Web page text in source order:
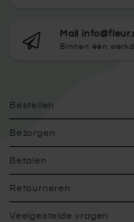
Mail
Binnen één
Bestellen
Bezorgen
Betalen
Retourneren
Veelgestelde vragen